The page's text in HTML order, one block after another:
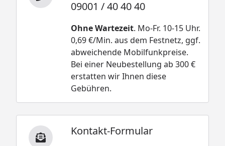
09001 / 40 40 40
Ohne Wartezeit. Mo-Fr. 10-15 Uhr.
0,69 €/Min. aus dem Festnetz, ggf.
abweichende Mobilfunkpreise.
Bei einer Neubestellung ab 300 €
erstatten wir Ihnen diese
Gebühren.
Kontakt-Formular